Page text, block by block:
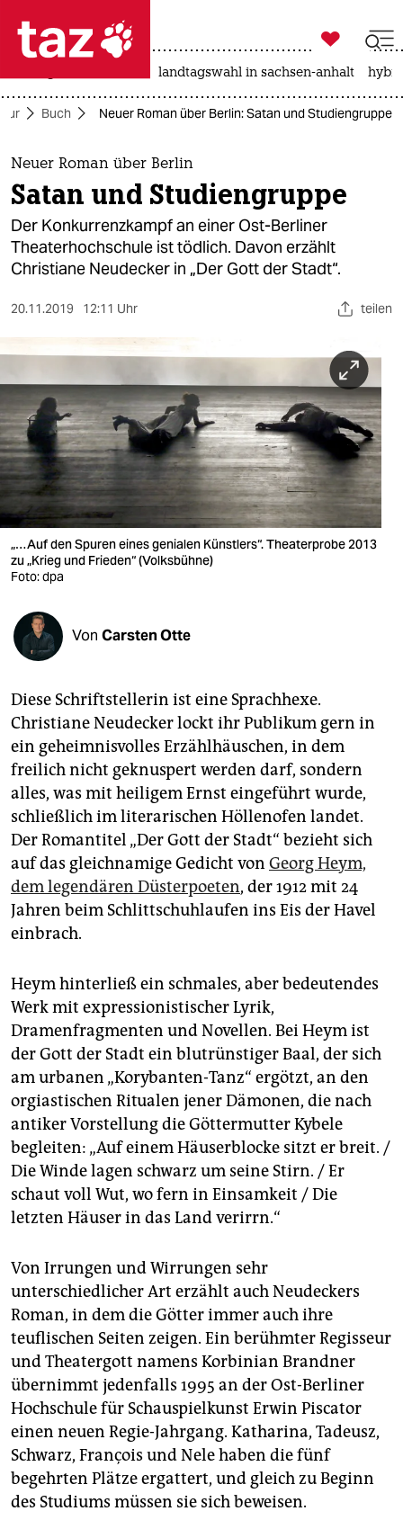
 taz zahl ich
taz zahl ich
themen
politik
öko
berlin
nord
wahrheit
verlag
verlag
shop
fragen & hilfe
unterstützen
abo
genossenschaft
epaper login

taz zahl ich
landtagswahl in sachsen-anhalt
Buch Neuer Roman über Berlin: Satan und Studiengruppe
Neuer Roman über Berlin
Satan und Studiengruppe
Der Konkurrenzkampf an einer Ost-Berliner
Theaterhochschule ist tödlich. Davon erzählt
Christiane Neudecker in „Der Gott der Stadt“.
20.11.2019 12:11 Uhr teilen
„…Auf den Spuren eines genialen Künstlers“. Theaterprobe 2013
zu „Krieg und Frieden“ (Volksbühne)
Foto: dpa
Von Carsten Otte
Diese Schriftstellerin ist eine Sprachhexe.
Christiane Neudecker lockt ihr Publikum gern in
ein geheimnisvolles Erzählhäuschen, in dem
freilich nicht geknuspert werden darf, sondern
alles, was mit heiligem Ernst eingeführt wurde,
schließlich im literarischen Höllenofen landet.
Der Romantitel „Der Gott der Stadt“ bezieht sich
auf das gleichnamige Gedicht von Georg Heym,
dem legendären Düsterpoeten, der 1912 mit 24
Jahren beim Schlittschuhlaufen ins Eis der Havel
einbrach.
Heym hinterließ ein schmales, aber bedeutendes
Werk mit expressionistischer Lyrik,
Dramenfragmenten und Novellen. Bei Heym ist
der Gott der Stadt ein blutrünstiger Baal, der sich
am urbanen „Korybanten-Tanz“ ergötzt, an den
orgiastischen Ritualen jener Dämonen, die nach
antiker Vorstellung die Göttermutter Kybele
begleiten: „Auf einem Häuserblocke sitzt er breit. /
Die Winde lagen schwarz um seine Stirn. / Er
schaut voll Wut, wo fern in Einsamkeit / Die
letzten Häuser in das Land verirrn.“
Von Irrungen und Wirrungen sehr
unterschiedlicher Art erzählt auch Neudeckers
Roman, in dem die Götter immer auch ihre
teuflischen Seiten zeigen. Ein berühmter Regisseur
und Theatergott namens Korbinian Brandner
übernimmt jedenfalls 1995 an der Ost-Berliner
Hochschule für Schauspielkunst Erwin Piscator
einen neuen Regie-­Jahrgang. Katharina, Tadeusz,
Schwarz, François und Nele haben die fünf
begehrten Plätze ergattert, und gleich zu Beginn
des Studiums müssen sie sich beweisen.